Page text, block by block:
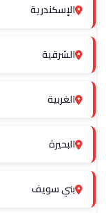
الإسكندرية
الشرقية
الغربية
البحيرة
بني سويف